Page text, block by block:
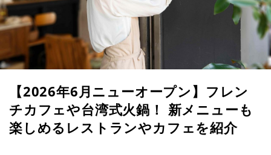
【2026年6月ニューオープン】フレン
チカフェや台湾式火鍋！ 新メニューも
楽しめるレストランやカフェを紹介